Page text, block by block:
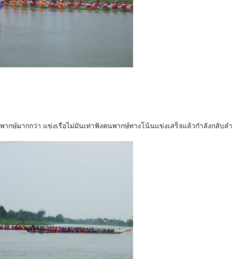
ากษ์มากกว่า แข่งเรือไม่มันเท่าฟังคนพากษ์ทางโน้นแข่งเสร็จแล้วกำลังกลับลำ